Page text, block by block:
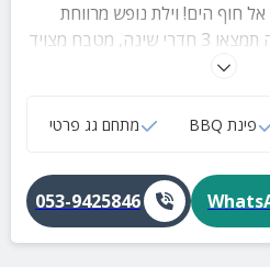
חוף הים! וילת נופש מרווחת
ומאובזרת עד 9 איש בה תמצאו 3 חדרי שינה, מטבח מצויד
וגג באווירה קסומה עם בריזה
פינת BBQ מתחם גג פרטי
053-9425846